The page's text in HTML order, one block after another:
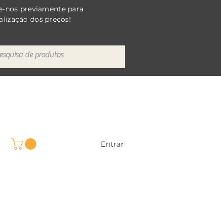
nos previamente para
dos preços!
Entrar